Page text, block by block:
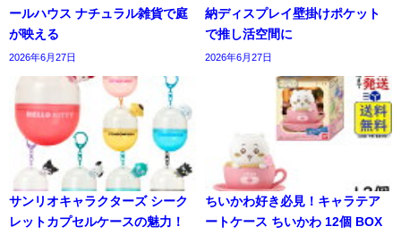
ールハウス ナチュラル雑貨で庭
が映える
2026年6月27日
納ディスプレイ壁掛けポケット
で推し活空間に
2026年6月27日
サンリオキャラクターズ シーク
レットカプセルケースの魅力！
ちいかわ好き必見！キャラテア
ートケース ちいかわ 12個 BOX